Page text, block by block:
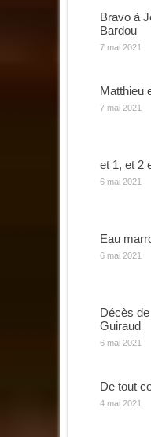
Bravo à
Bardou
7 mai 2021
Matthieu
7 mai 2021
et 1, et 2
6 mai 2021
Eau
6 mai 2021
Décès
Guiraud
6 mai 2021
De tout
4 mai 2021